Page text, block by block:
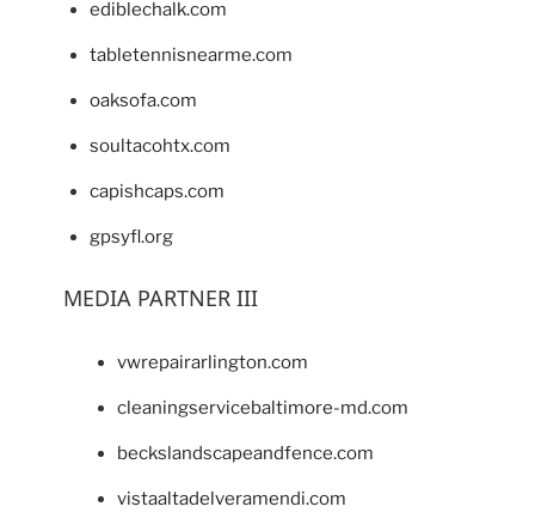
ediblechalk.com
tabletennisnearme.com
oaksofa.com
soultacohtx.com
capishcaps.com
gpsyfl.org
MEDIA PARTNER III
vwrepairarlington.com
cleaningservicebaltimore-md.com
beckslandscapeandfence.com
vistaaltadelveramendi.com